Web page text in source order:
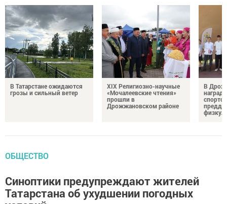
В Татарстане ожидаются
грозы и сильный ветер
XIX Религиозно-научные
«Мочалеевские чтения»
прошли в
Дрожжановском районе
В
ОБЩЕСТВО
Синоптики предупреждают жителей
Татарстана об ухудшении погодных